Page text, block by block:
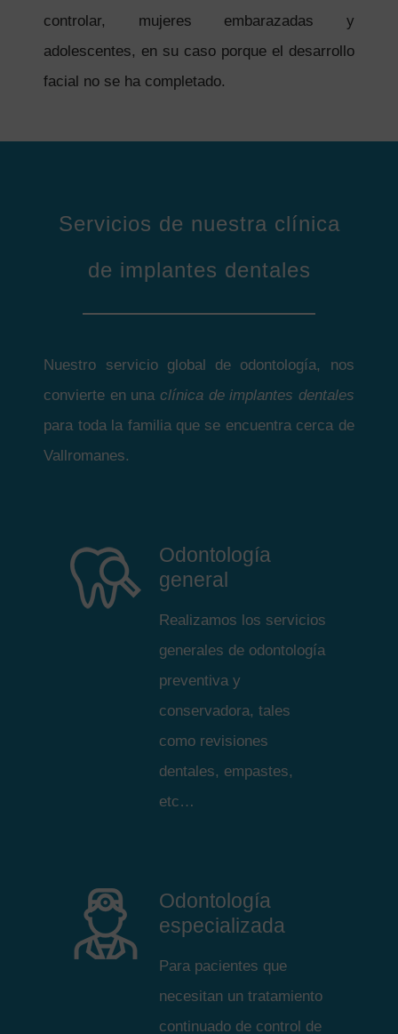
controlar, mujeres embarazadas y
adolescentes, en su caso porque el desarrollo
facial no se ha completado.
Servicios de nuestra clínica
de implantes dentales
Nuestro servicio global de odontología, nos
convierte en una clínica de implantes dentales
para toda la familia que se encuentra cerca de
Vallromanes.
Odontología
general
Realizamos los servicios
generales de odontología
preventiva y
conservadora, tales
como revisiones
dentales, empastes,
etc…
Odontología
especializada
Para pacientes que
necesitan un tratamiento
continuado de control de